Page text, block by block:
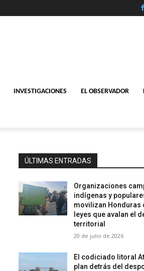
INVESTIGACIONES EL OBSERVADOR
ÚLTIMAS ENTRADAS
Organizaciones
indígenas y
movilizan Honduras
leyes que avalan el
territorial
20 de julio de 2026
El codiciado litoral
plan detrás del